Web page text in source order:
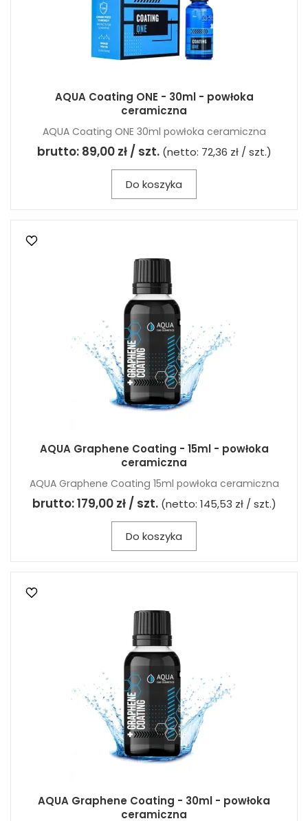
AQUA Coating ONE - 30ml - powłoka
ceramiczna
AQUA Coating ONE 30ml powłoka ceramiczna
brutto: 89,00 zł / szt. (netto: 72,36 zł / szt.)
Do koszyka
AQUA Graphene Coating - 15ml - powłoka
ceramiczna
AQUA Graphene Coating 15ml powłoka ceramiczna
brutto:179,00 zł / szt. (netto: 145,53 zł / szt.)
Do koszyka
AQUA Graphene Coating - 30ml - powłoka
ceramiczna